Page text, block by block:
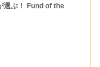
選ぶ！ Fund of the